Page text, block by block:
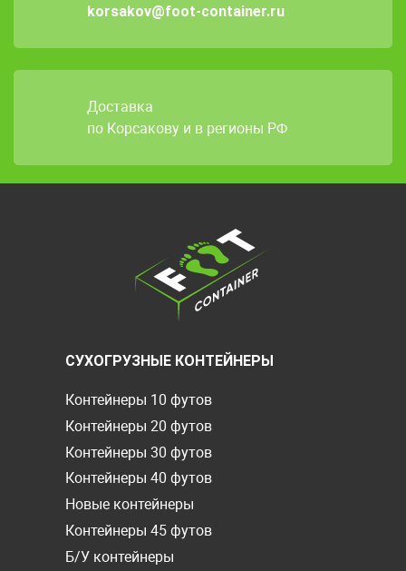
korsakov@foot-container.ru
Доставка
по Корсакову и в регионы РФ
СУХОГРУЗНЫЕ КОНТЕЙНЕРЫ
Контейнеры 10 футов
Контейнеры 20 футов
Контейнеры 30 футов
Контейнеры 40 футов
Новые контейнеры
Контейнеры 45 футов
Б/У контейнеры